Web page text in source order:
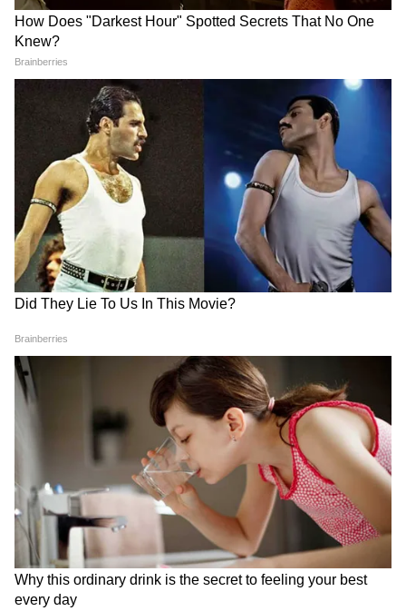
गोबर से पैसा कमाने का सुनहरा
मौका! सरकार खुद खरीदेगी गैस, 10
साल तक रहेगा तय दाम
शिवसेना पार्षद रमेश म्हात्रे को मिली
LATEST VIDEOS
Atiq Ahmed के बेटे की मौत पर घर पहुंचे
Akhilesh Yadav के विधायक, जमकर हो रही
फजीहत!
समुद्र की तरह क्यों हिल रहा था मोरबी के कुएं का
पानी? खुल गया सबसे बड़ा राज